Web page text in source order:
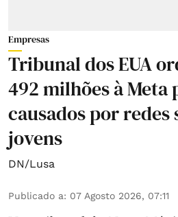
Empresas
Tribunal dos EUA
492 milhões à Meta
causados por redes
jovens
DN/Lusa
Publicado a: 07 Agosto 2026, 07:11